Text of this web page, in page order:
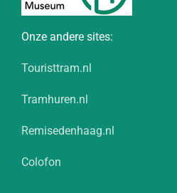
Onze andere sites:
Touristtram.nl
Tramhuren.nl
Remisedenhaag.nl
Colofon